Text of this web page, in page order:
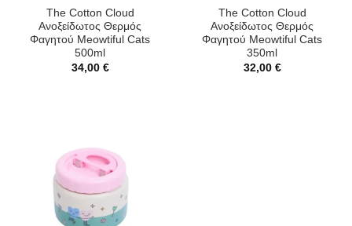
The Cotton Cloud
Ανοξείδωτος Θερμός
Φαγητού Meowtiful Cats
500ml
34,00 €
The Cotton Cloud
Ανοξείδωτος Θερμός
Φαγητού Meowtiful Cats
350ml
32,00 €